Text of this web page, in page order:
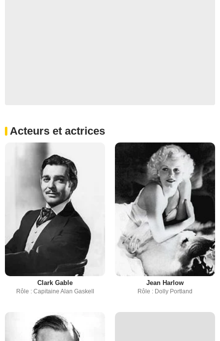
Acteurs et actrices
Clark Gable
Rôle : Capitaine Alan Gaskell
Jean Harlow
Rôle : Dolly Portland